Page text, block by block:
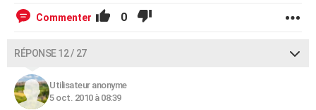
Commenter 0
RÉPONSE 12 / 27
Utilisateur anonyme
5 oct. 2010 à 08:39